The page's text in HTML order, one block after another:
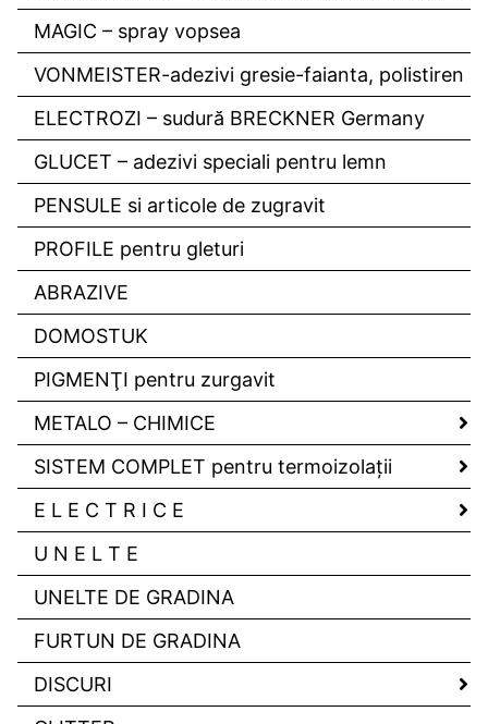
MAGIC – spray vopsea
VONMEISTER-adezivi gresie-faianta, polistiren
ELECTROZI – sudură BRECKNER Germany
GLUCET – adezivi speciali pentru lemn
PENSULE si articole de zugravit
PROFILE pentru gleturi
ABRAZIVE
DOMOSTUK
PIGMENŢI pentru zurgavit
METALO – CHIMICE
SISTEM COMPLET pentru termoizolaţii
E L E C T R I C E
U N E L T E
UNELTE DE GRADINA
FURTUN DE GRADINA
DISCURI